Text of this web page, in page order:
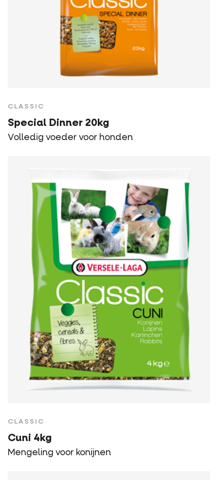
CLASSIC
Special Dinner 20kg
Volledig voeder voor honden
CLASSIC
Cuni 4kg
Mengeling voor konijnen